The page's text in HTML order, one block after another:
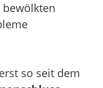
so seit dem